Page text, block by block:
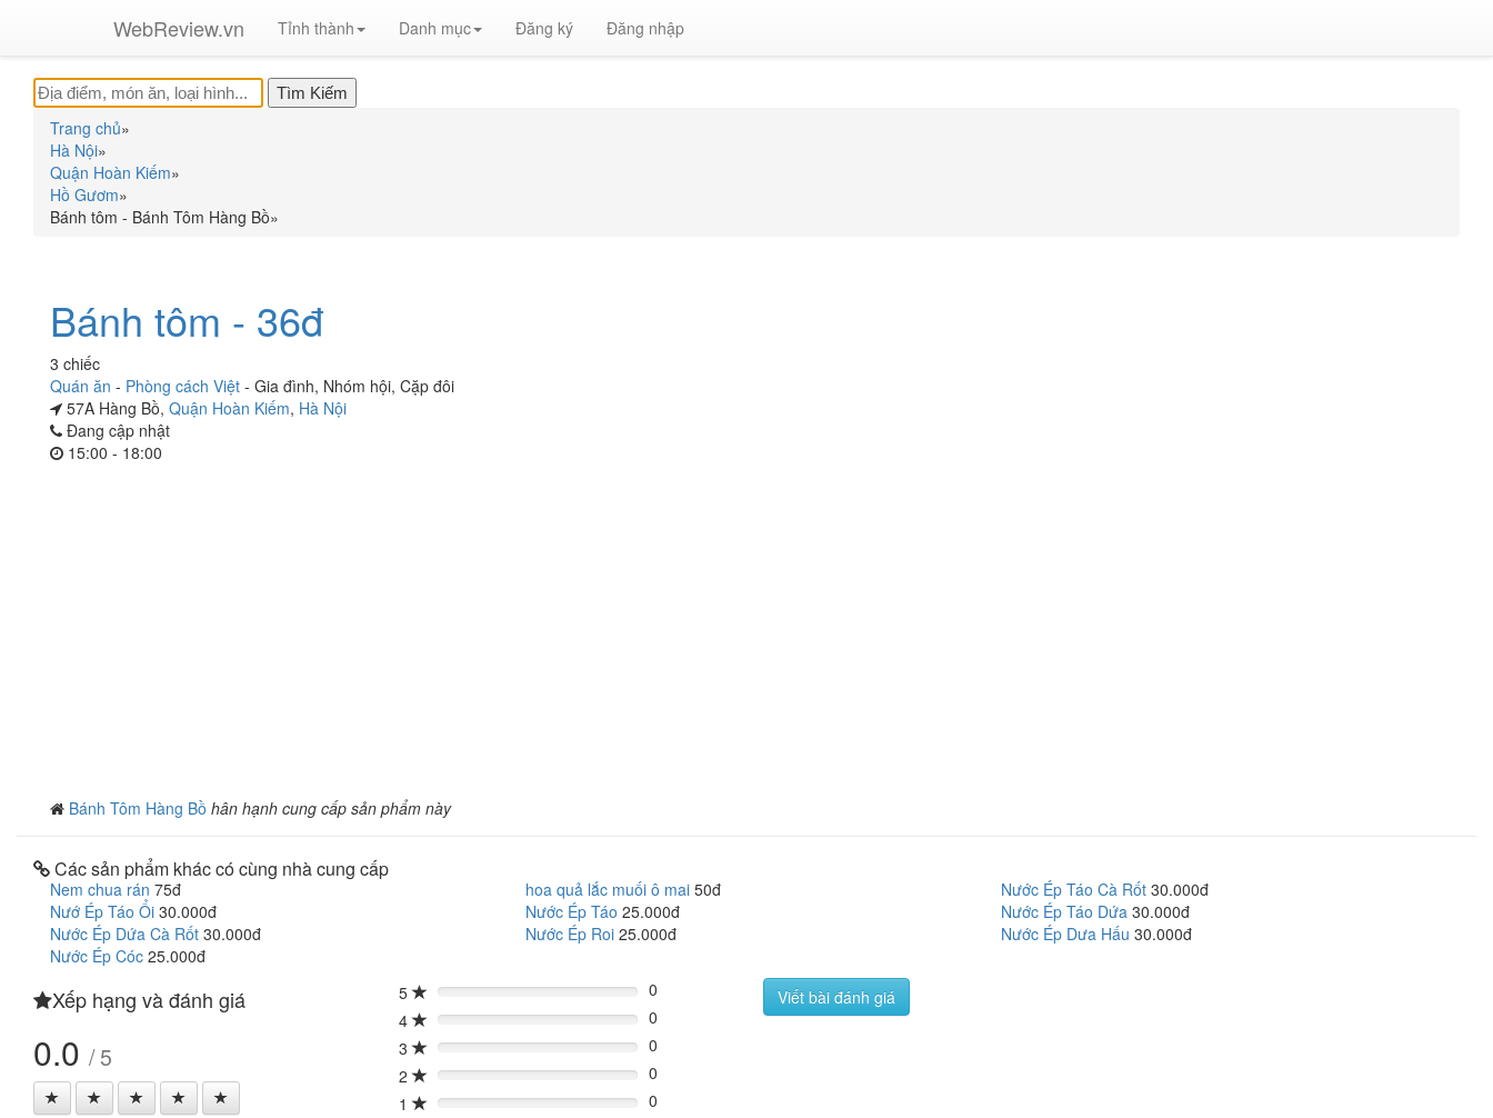
WebReview.vn Tỉnh thành Danh mục Đăng ký Đăng nhập
Trang chủ»
Hà Nội»
Quận Hoàn Kiếm»
Hồ Gươm»
Bánh tôm - Bánh Tôm Hàng Bồ»
Bánh tôm - 36đ
3 chiếc
Quán ăn - Phòng cách Việt - Gia đình, Nhóm hội, Cặp đôi
57A Hàng Bồ, Quận Hoàn Kiếm, Hà Nội
Đang cập nhật
15:00 - 18:00
Bánh Tôm Hàng Bồ hân hạnh cung cấp sản phẩm này
Các sản phẩm khác có cùng nhà cung cấp
Nem chua rán 75đ hoa quả lắc muối ô mai 50đ Nước Ép Táo Cà Rốt 30.000đ
Nướ Ép Táo Ổi 30.000đ Nước Ép Táo 25.000đ Nước Ép Táo Dứa 30.000đ
Nước Ép Dứa Cà Rốt 30.000đ Nước Ép Roi 25.000đ Nước Ép Dưa Hấu 30.000đ
Nước Ép Cóc 25.000đ
Xếp hạng và đánh giá
0.0 / 5
5 0%
0
4
0%
0
3
0%
0
2
0%
0
1
0% 0
Viết bài đánh giá